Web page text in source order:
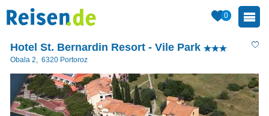
0
Hotel St. Bernardin Resort - Vile Park
Obala 2, 6320 Portoroz